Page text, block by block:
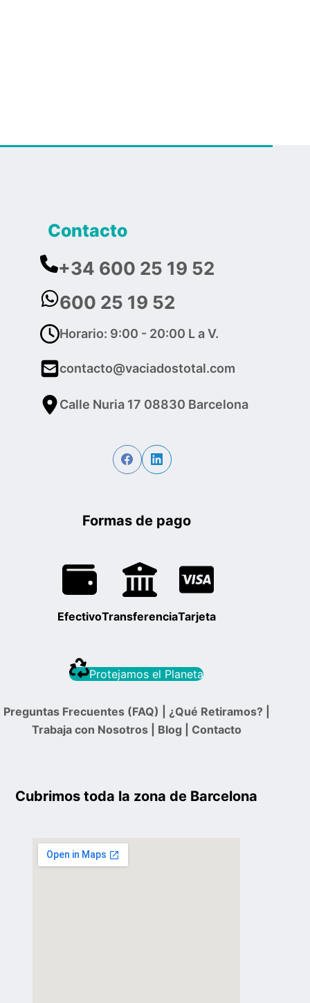
Contacto
+34 600 25 19 52
600 25 19 52
Horario: 9:00 - 20:00 L a V.
contacto@vaciadostotal.com
Calle Nuria 17 08830 Barcelona
Formas de pago
EfectivoTransferenciaTarjeta
Protejamos el Planeta
Preguntas Frecuentes (FAQ) ¿Qué Retiramos?|
Trabaja con Nosotros| Blog Contacto
Cubrimos toda la zona de Barcelona